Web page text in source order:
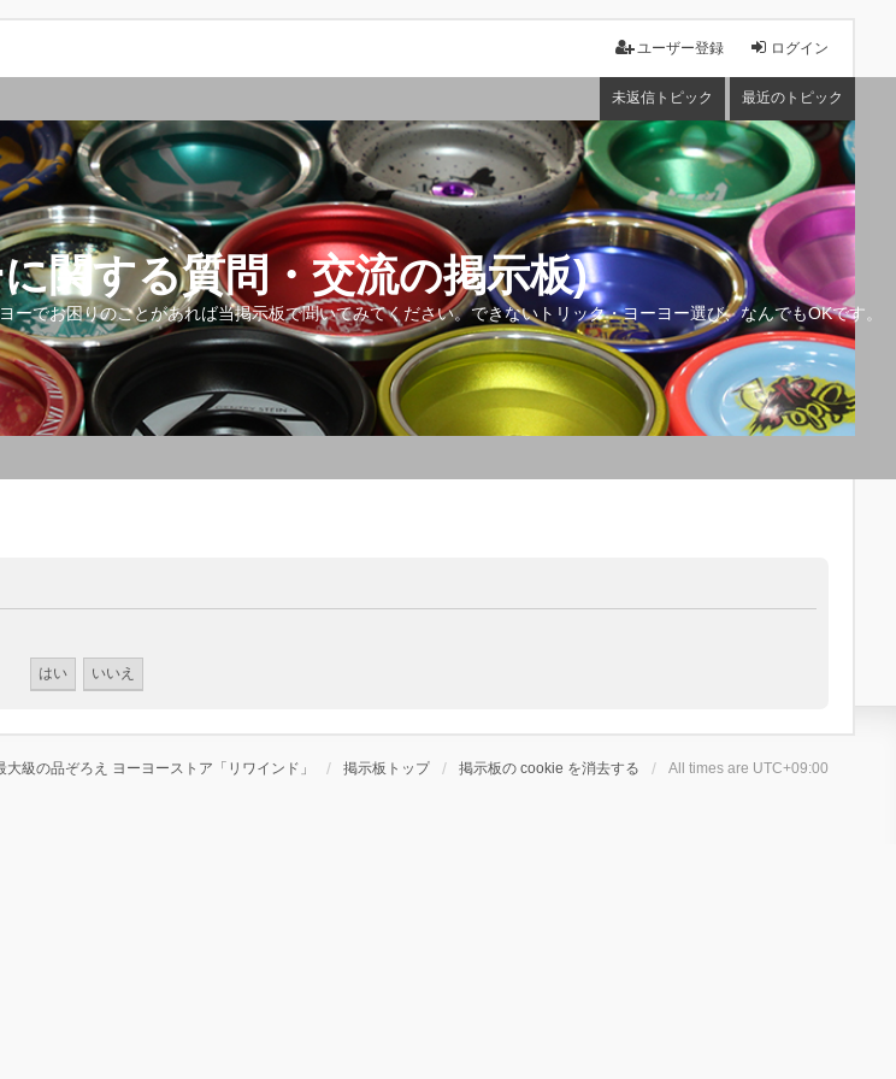
ログイン
ユーザー登録
未返信トピック 最近のトピック
関する質問・交流の掲示板)
でお困りのことがあれば当掲示板で聞いてみてください。できないトリック・ヨーヨー選び、なんでもOKです。
大級の品ぞろえ ヨーヨーストア「リワインド」 掲示板トップ 掲示板の cookie を消去する All times are UTC+09:00